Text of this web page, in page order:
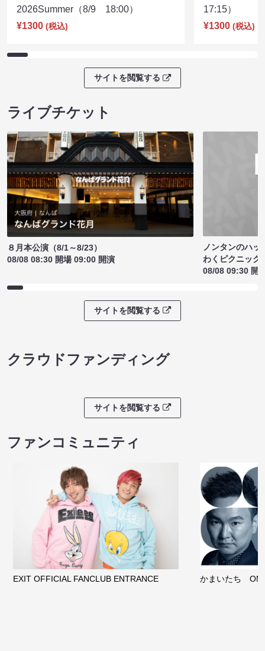
2026Summer（8/9 18:00）
¥1300 (税込)
17:15）
¥1300 (税込)
サイトを閲覧する
ライブチケット
８月本公演（8/1～8/23）
08/08 08:30 開場 09:00 開演
ノンタンのハッ
わくピクニック
08/08 09:30 開
サイトを閲覧する
クラウドファンディング
サイトを閲覧する
ファンコミュニティ
EXIT OFFICIAL FANCLUB ENTRANCE かまいたち